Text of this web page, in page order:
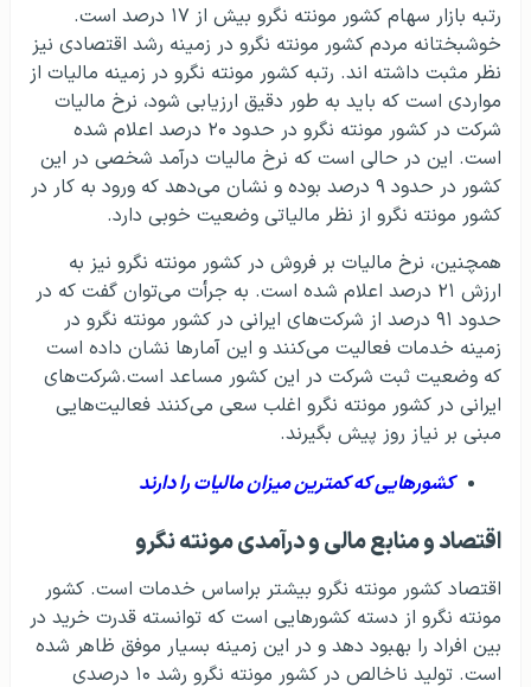
رتبه بازار سهام کشور مونته نگرو بیش از ۱۷ درصد است.
خوشبختانه مردم کشور مونته نگرو در زمینه رشد اقتصادی نیز
نظر مثبت داشته اند. رتبه کشور مونته نگرو در زمینه مالیات از
مواردی است که باید به طور دقیق ارزیابی شود، نرخ مالیات
شرکت در کشور مونته نگرو در حدود ۲۰ درصد اعلام شده
است. این در حالی است که نرخ مالیات درآمد شخصی در این
کشور در حدود ۹ درصد بوده و نشان می‌دهد که ورود به کار در
کشور مونته نگرو از نظر مالیاتی وضعیت خوبی دارد.
همچنین، نرخ مالیات بر فروش در کشور مونته نگرو نیز به
ارزش ۲۱ درصد اعلام شده است. به جرأت می‌توان گفت که در
حدود ۹۱ درصد از شرکت‌های ایرانی در کشور مونته نگرو در
زمینه خدمات فعالیت می‌کنند و این آمارها نشان داده است
که وضعیت ثبت شرکت در این کشور مساعد است.شرکت‌های
ایرانی در کشور مونته نگرو اغلب سعی می‌کنند فعالیت‌هایی
مبنی بر نیاز روز پیش بگیرند.
کشورهایی که کمترین میزان مالیات را دارند
اقتصاد و منابع مالی و درآمدی مونته نگرو
اقتصاد کشور مونته نگرو بیشتر براساس خدمات است. کشور
مونته نگرو از دسته کشورهایی است که توانسته قدرت خرید در
بین افراد را بهبود دهد و در این زمینه بسیار موفق ظاهر شده
است. تولید ناخالص در کشور مونته نگرو رشد ۱۰ درصدی